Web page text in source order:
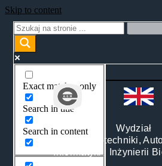
Skip to content
Exact matches only
Search in title
Search in content
Wydział
Elektrotechniki,
Informatyki i Inżynierii